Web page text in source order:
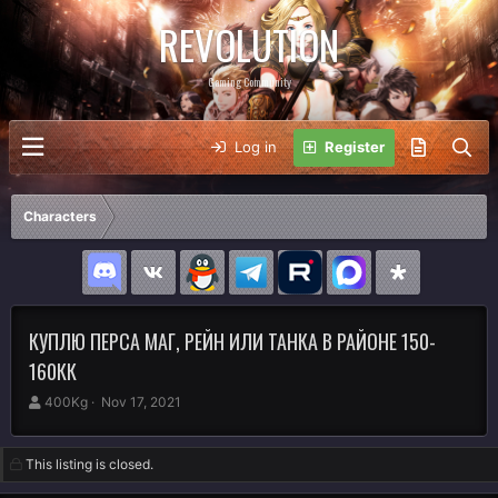
REVOLUTION
Gaming Community
Log in Register
Characters
КУПЛЮ ПЕРСА МАГ, РЕЙН ИЛИ ТАНКА В РАЙОНЕ 150-
160КК
A
t
h
o
400Kg
C
e
a
t
Nov 17, 2021
This listing is closed.